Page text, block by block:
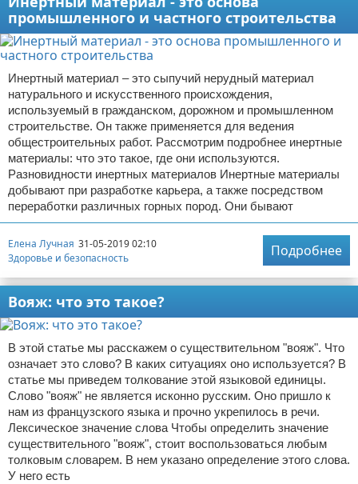
промышленного и частного строительства
Инертный материал – это сыпучий нерудный материал
натурального и искусственного происхождения,
используемый в гражданском, дорожном и промышленном
строительстве. Он также применяется для ведения
общестроительных работ. Рассмотрим подробнее инертные
материалы: что это такое, где они используются.
Разновидности инертных материалов Инертные материалы
добывают при разработке карьера, а также посредством
переработки различных горных пород. Они бывают
Елена Лучная 31-05-2019 02:10
Здоровье и безопасность
Подробнее
Вояж: что это такое?
В этой статье мы расскажем о существительном "вояж". Что
означает это слово? В каких ситуациях оно используется? В
статье мы приведем толкование этой языковой единицы.
Слово "вояж" не является исконно русским. Оно пришло к
нам из французского языка и прочно укрепилось в речи.
Лексическое значение слова Чтобы определить значение
существительного "вояж", стоит воспользоваться любым
толковым словарем. В нем указано определение этого слова.
У него есть